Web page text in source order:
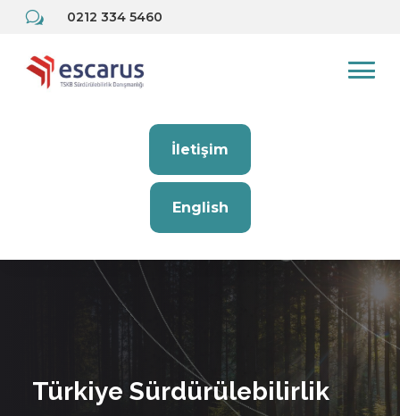
w 0212 334 5460
İletişim
English
Türkiye Sürdürülebilirlik